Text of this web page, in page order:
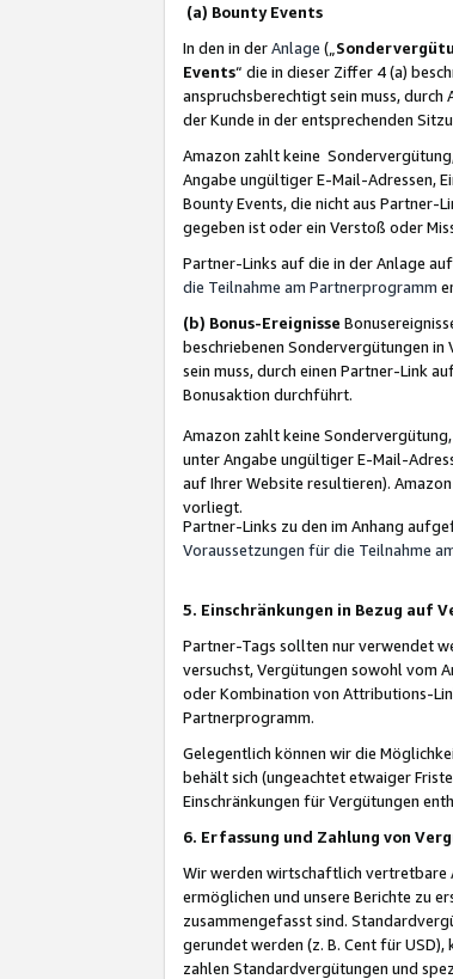
(a) Bounty Events
In den in derAnlage („
Events“ die in dieser Ziffer 4 (a)
anspruchsberechtigt sein muss,
der Kunde in der entsprechenden
Amazon zahlt keine
Angabe ungültiger E-Mail-Adressen,
Bounty Events, die nicht aus Partner-
gegeben ist oder ein Verstoß oder
Partner-Links auf die in der Anlage
die Teilnahme am Partnerprogramm
(b) Bonus-Ereignisse
beschriebenen Sondervergütungen in
sein muss, durch einen Partner-Link
Bonusaktion durchführt.
Amazon zahlt keine
unter Angabe ungültiger E-Mail-
auf Ihrer Website resultieren).
vorliegt.
Partner-Links zu den im Anhang
Voraussetzungen für die Teilnahme
5. Einschränkungen in Bezug auf
Partner-Tags sollten nur verwendet
versuchst, Vergütungen sowohl vom
oder Kombination von Attributions-
Partnerprogramm.
Gelegentlich können wir die
behält sich (ungeachtet etwaiger
Einschränkungen für Vergütungen
6. Erfassung und Zahlung von
Wir werden wirtschaftlich vertretbare
ermöglichen und unsere Berichte zu
zusammengefasst sind.
gerundet werden (z. B. Cent für
zahlen Standardvergütungen und